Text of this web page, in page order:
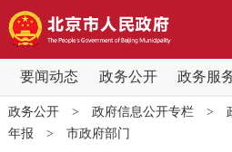
要闻动态 政务公开 政务服
要闻动态
党中央精神 国务院信
政务公开> 政府信息公开专栏>
年报 > 市政府部门